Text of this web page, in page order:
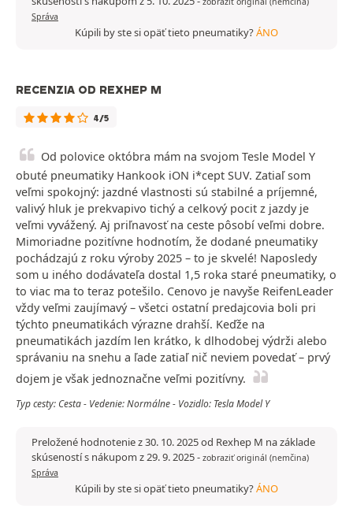
Správa
Kúpili by ste si opäť tieto pneumatiky?ÁNO
RECENZIA OD REXHEP M
4/5
Od polovice októbra mám na svojom Tesle Model Y
obuté pneumatiky Hankook iON i*cept SUV. Zatiaľ som
veľmi spokojný: jazdné vlastnosti sú stabilné a príjemné,
valivý hluk je prekvapivo tichý a celkový pocit z jazdy je
veľmi vyvážený. Aj priľnavosť na ceste pôsobí veľmi dobre.
Mimoriadne pozitívne hodnotím, že dodané pneumatiky
pochádzajú z roku výroby 2025 – to je skvelé! Naposledy
som u iného dodávateľa dostal 1,5 roka staré pneumatiky, o
to viac ma to teraz potešilo. Cenovo je navyše ReifenLeader
vždy veľmi zaujímavý – všetci ostatní predajcovia boli pri
týchto pneumatikách výrazne drahší. Keďže na
pneumatikách jazdím len krátko, k dlhodobej výdrži alebo
správaniu na snehu a ľade zatiaľ nič neviem povedať – prvý
dojem je však jednoznačne veľmi pozitívny.
Typ cesty: Cesta - Vedenie: Normálne - Vozidlo: Tesla Model Y
Preložené hodnotenie z 30. 10. 2025 od Rexhep M na základe
skúseností s nákupom z 29. 9. 2025- zobraziť originál (nemčina)
Správa
Kúpili by ste si opäť tieto pneumatiky?ÁNO